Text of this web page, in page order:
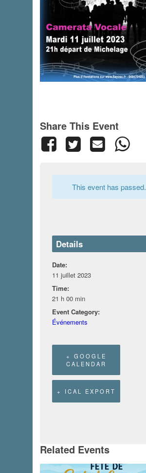
Share This Event
This event has passed.
Details
Date:
11 juillet 2023
Time:
21 h 00 min
Event Category:
Événements
+ GOOGLE
CALENDAR
+ ICAL EXPORT
Related Events